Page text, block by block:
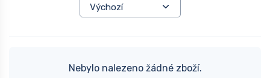
Nebylo nalezeno žádné zboží.